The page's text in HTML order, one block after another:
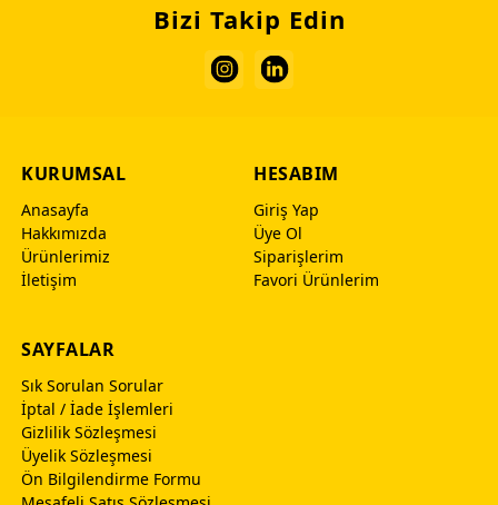
Bizi Takip Edin
KURUMSAL
Anasayfa
Hakkımızda
Ürünlerimiz
İletişim
HESABIM
Giriş Yap
Üye Ol
Siparişlerim
Favori Ürünlerim
SAYFALAR
Sık Sorulan Sorular
İptal / İade İşlemleri
Gizlilik Sözleşmesi
Üyelik Sözleşmesi
Ön Bilgilendirme Formu